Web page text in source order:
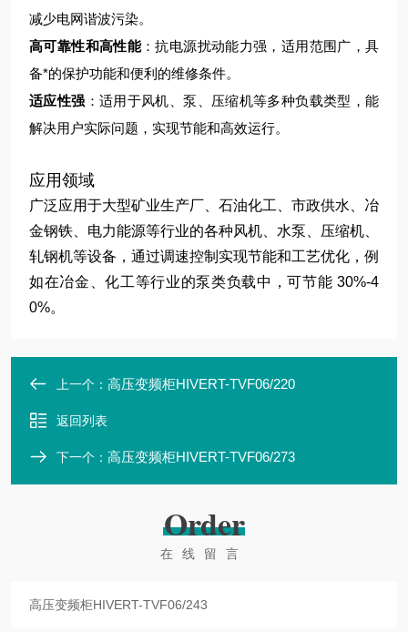
减少电网谐波污染。
高可靠性和高性能：抗电源扰动能力强，适用范围广，具
备*的保护功能和便利的维修条件。
适应性强 ：适用于风机、泵、压缩机等多种负载类型，能
解决用户实际问题，实现节能和高效运行。
应用领域
广泛应用于大型矿业生产厂、石油化工、市政供水、冶
金钢铁、电力能源等行业的各种风机、水泵、压缩机、
轧钢机等设备，通过调速控制实现节能和工艺优化，例
如在冶金、化工等行业的泵类负载中，可节能 30%-4
0%。
上一个： 高压变频柜HIVERT-TVF06/220
返回列表
下一个： 高压变频柜HIVERT-TVF06/273
Order
在线留言